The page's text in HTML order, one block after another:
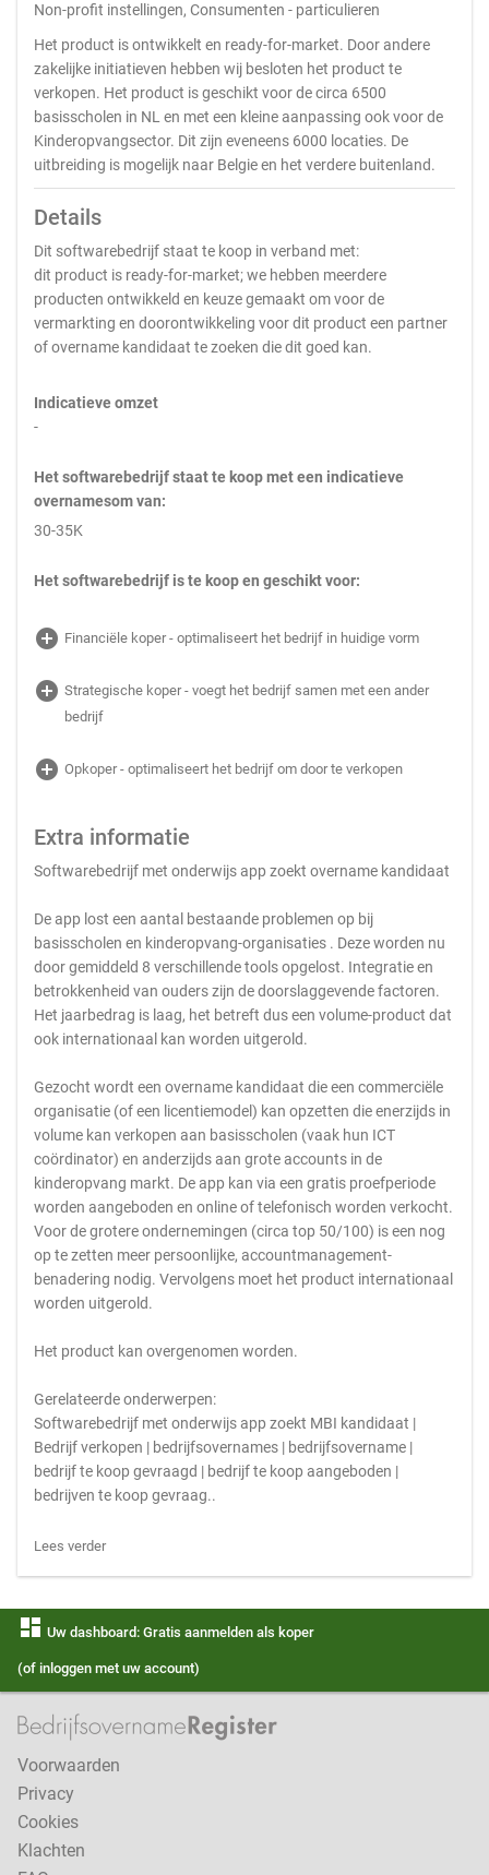
Non-profit instellingen, Consumenten - particulieren
Het product is ontwikkelt en ready-for-market. Door andere
zakelijke initiatieven hebben wij besloten het product te
verkopen. Het product is geschikt voor de circa 6500
basisscholen in NL en met een kleine aanpassing ook voor de
Kinderopvangsector. Dit zijn eveneens 6000 locaties. De
uitbreiding is mogelijk naar Belgie en het verdere buitenland.
Details
Dit softwarebedrijf staat te koop in verband met:
dit product is ready-for-market; we hebben meerdere
producten ontwikkeld en keuze gemaakt om voor de
vermarkting en doorontwikkeling voor dit product een partner
of overname kandidaat te zoeken die dit goed kan.
Indicatieve omzet
-
Het softwarebedrijf staat te koop met een indicatieve
overnamesom van:
30-35K
Het softwarebedrijf is te koop en geschikt voor:
add_circle Financiële koper - optimaliseert het bedrijf in huidige vorm
add_circle Strategische koper - voegt het bedrijf samen met een ander
bedrijf
add_circle Opkoper - optimaliseert het bedrijf om door te verkopen
Extra informatie
Softwarebedrijf met onderwijs app zoekt overname kandidaat
De app lost een aantal bestaande problemen op bij
basisscholen en kinderopvang-organisaties . Deze worden nu
door gemiddeld 8 verschillende tools opgelost. Integratie en
betrokkenheid van ouders zijn de doorslaggevende factoren.
Het jaarbedrag is laag, het betreft dus een volume-product dat
ook internationaal kan worden uitgerold.
Gezocht wordt een overname kandidaat die een commerciële
organisatie (of een licentiemodel) kan opzetten die enerzijds in
volume kan verkopen aan basisscholen (vaak hun ICT
coördinator) en anderzijds aan grote accounts in de
kinderopvang markt. De app kan via een gratis proefperiode
worden aangeboden en online of telefonisch worden verkocht.
Voor de grotere ondernemingen (circa top 50/100) is een nog
op te zetten meer persoonlijke, accountmanagement-
benadering nodig. Vervolgens moet het product internationaal
worden uitgerold.
Het product kan overgenomen worden.
Gerelateerde onderwerpen:
Softwarebedrijf met onderwijs app zoekt MBI kandidaat |
Bedrijf verkopen | bedrijfsovernames | bedrijfsovername |
bedrijf te koop gevraagd | bedrijf te koop aangeboden |
bedrijven te koop gevraag..
Lees verder
dashboard Uw dashboard: Gratis aanmelden als koper
(of inloggen met uw account)
Voorwaarden
Privacy
Cookies
Klachten